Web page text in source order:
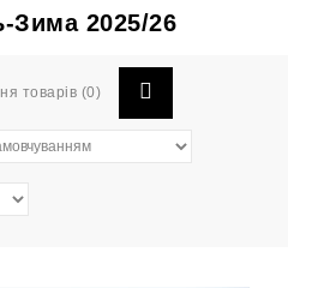
Зима 2025/26
товарів (0)